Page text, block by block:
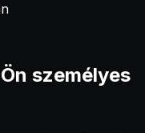
személyes